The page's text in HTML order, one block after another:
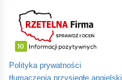
Polityka prywatności
tłumaczenia przysięgłe angielski